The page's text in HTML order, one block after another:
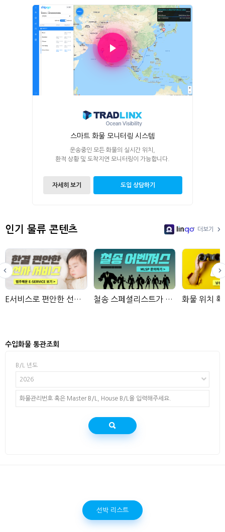
스마트 화물 모니터링 시스템
운송중인 모든 화물의 실시간 위치,
환적 상황 및 도착지연 모니터링이 가능합니다.
자세히 보기 도입 상담하기
인기 물류 콘텐츠
LinGo
더보기
E서비스로 편안한 선사 서비스 철송 스페셜리스트가 모인 물류사
수입화물 통관조회
B/L 년도
2026
선박 리스트